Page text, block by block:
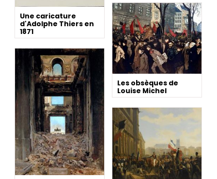
Une caricature
d'Adolphe Thiers en
1871
Les obsèques de
Louise Michel